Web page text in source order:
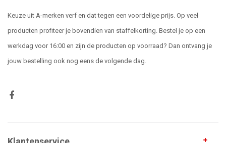
Keuze uit A-merken verf en dat tegen een voordelige prijs. Op veel
producten profiteer je bovendien van staffelkorting. Bestel je op een
werkdag voor 16:00 en zijn de producten op voorraad? Dan ontvang je
jouw bestelling ook nog eens de volgende dag.